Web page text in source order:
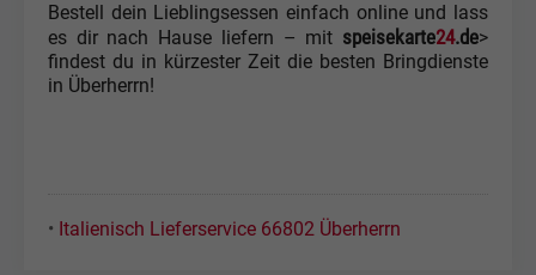
Bestell dein Lieblingsessen einfach online und lass
es dir nach Hause liefern – mit speisekarte24.de>
findest du in kürzester Zeit die besten Bringdienste
in Überherrn!
• Italienisch Lieferservice 66802 Überherrn